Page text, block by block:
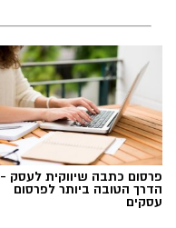
פרסום כתבה שיווקית לעסק -
הדרך הטובה ביותר לפרסום
עסקים